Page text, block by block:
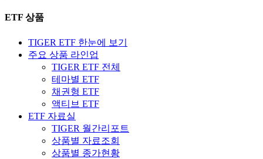
ETF 상품
TIGER ETF 한눈에 보기
주요 상품 라인업
TIGER ETF 전체
테마별 ETF
채권형 ETF
액티브 ETF
ETF 자료실
TIGER 월간리포트
상품별 자료조회
상품별 종가현황